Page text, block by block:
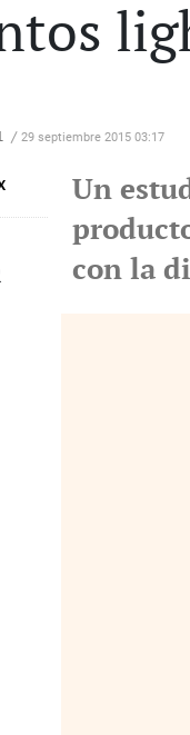
/ 29 septiembre 2015 03:17
Un
con la